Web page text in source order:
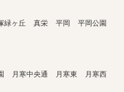
緑ヶ丘 真栄 平岡
平岡公園
月寒中央通 月寒東
月寒西